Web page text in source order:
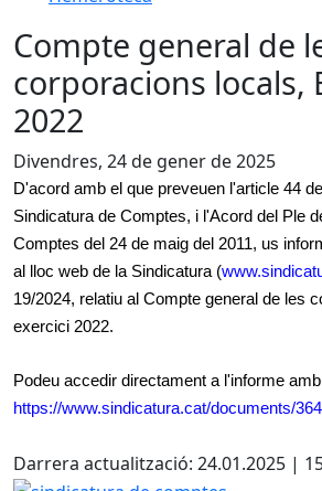
Compte general de
corporacions locals,
2022
Divendres, 24 de gener de 2025
D'acord amb el que preveuen l'article 44
Sindicatura de Comptes, i l'Acord del Ple
Comptes del 24 de maig del 2011, us
al lloc web de la Sindicatura (
19/2024, relatiu al Compte general de les
exercici 2022.
Podeu accedir directament a l'informe
https://www.sindicatura.cat/documents/
Darrera actualització: 24.01.2025 |